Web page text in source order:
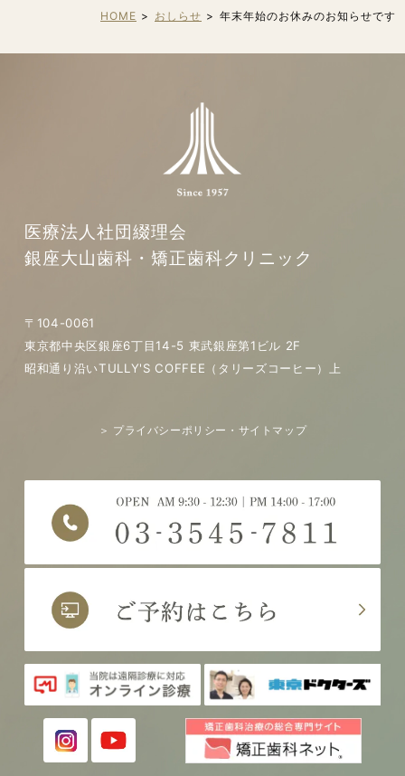
HOME おしらせ 年末年始のお休みのお知らせです
医療法人社団綴理会
銀座大山歯科・矯正歯科クリニック
〒104-0061
東京都中央区銀座6丁目14-5 東武銀座第1ビル 2F
昭和通り沿いTULLY'S COFFEE（タリーズコーヒー）上
＞ プライバシーポリシー・サイトマップ